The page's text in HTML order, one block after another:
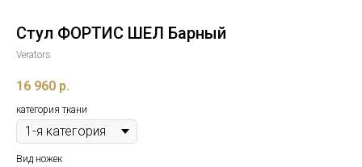
Стул ФОРТИС ШЕЛ Барный
Verators
16 960 р.
категория ткани
Вид ножек